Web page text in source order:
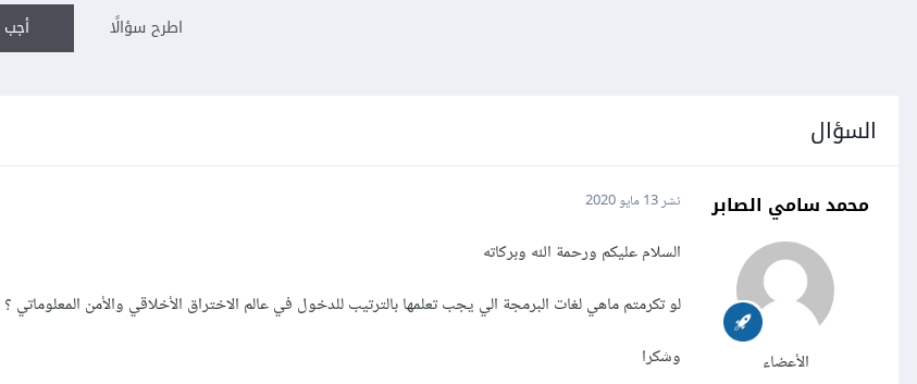
اطرح سؤالًا
السؤال
محمد سامي الصابر
الأعضاء
نشر13 مايو 2020
السلام عليكم ورحمة الله وبركاته
لو تكرمتم ماهي لغات البرمجة الي يجب تعلمها بالترتيب للدخول في عالم الاختراق الأخلاقي والأمن المعلوماتي ؟
وشكرا